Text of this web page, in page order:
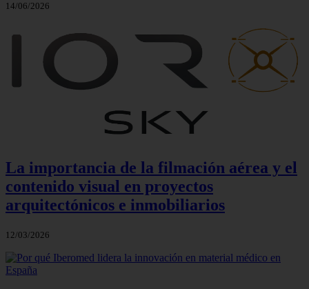
14/06/2026
La importancia de la filmación aérea y el
contenido visual en proyectos
arquitectónicos e inmobiliarios
12/03/2026